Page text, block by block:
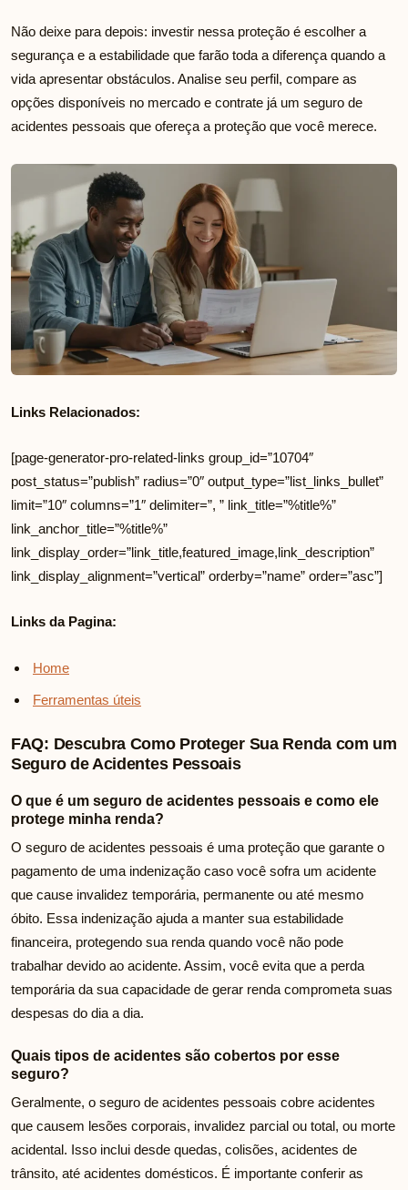
Não deixe para depois: investir nessa proteção é escolher a
segurança e a estabilidade que farão toda a diferença quando a
vida apresentar obstáculos. Analise seu perfil, compare as
opções disponíveis no mercado e contrate já um seguro de
acidentes pessoais que ofereça a proteção que você merece.
Links Relacionados:
[page-generator-pro-related-links group_id=”10704″
post_status=”publish” radius=”0″ output_type=”list_links_bullet”
limit=”10″ columns=”1″ delimiter=”, ” link_title=”%title%”
link_anchor_title=”%title%”
link_display_order=”link_title,featured_image,link_description”
link_display_alignment=”vertical” orderby=”name” order=”asc”]
Links da Pagina:
Home
Ferramentas úteis
FAQ: Descubra Como Proteger Sua Renda com um
Seguro de Acidentes Pessoais
O que é um seguro de acidentes pessoais e como ele
protege minha renda?
O seguro de acidentes pessoais é uma proteção que garante o
pagamento de uma indenização caso você sofra um acidente
que cause invalidez temporária, permanente ou até mesmo
óbito. Essa indenização ajuda a manter sua estabilidade
financeira, protegendo sua renda quando você não pode
trabalhar devido ao acidente. Assim, você evita que a perda
temporária da sua capacidade de gerar renda comprometa suas
despesas do dia a dia.
Quais tipos de acidentes são cobertos por esse
seguro?
Geralmente, o seguro de acidentes pessoais cobre acidentes
que causem lesões corporais, invalidez parcial ou total, ou morte
acidental. Isso inclui desde quedas, colisões, acidentes de
trânsito, até acidentes domésticos. É importante conferir as